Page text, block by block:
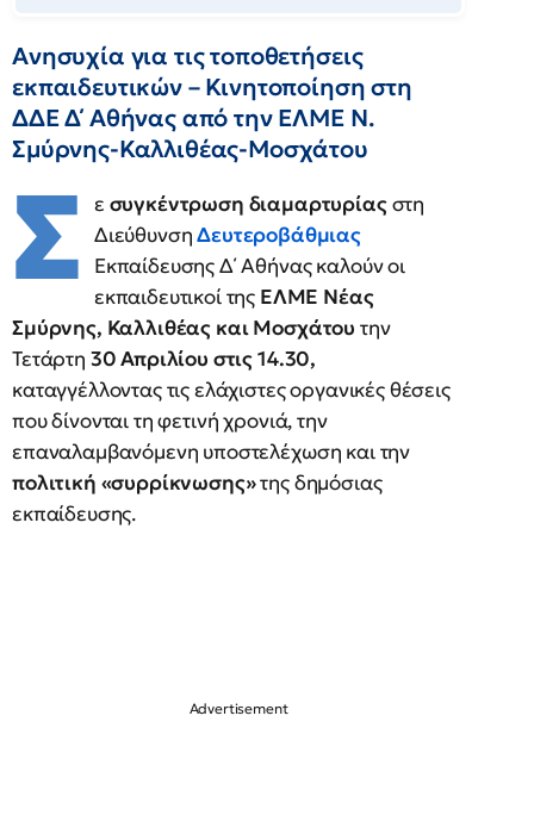
Ανησυχία για τις τοποθετήσεις
εκπαιδευτικών – Κινητοποίηση στη
ΔΔΕ Δ΄ Αθήνας από την ΕΛΜΕ Ν.
Σμύρνης-Καλλιθέας-Μοσχάτου
Σ ε συγκέντρωση διαμαρτυρίαςστη
ΔιεύθυνσηΔευτεροβάθμιας
Εκπαίδευσης Δ΄ Αθήνας καλούν οι
εκπαιδευτικοί της ΕΛΜΕ Νέας
Σμύρνης, Καλλιθέας και Μοσχάτου την
Τετάρτη 30 Απριλίου στις 14.30,
καταγγέλλοντας τις ελάχιστες οργανικές θέσεις
που δίνονται τη φετινή χρονιά, την
επαναλαμβανόμενη υποστελέχωση και την
πολιτική «συρρίκνωσης»της δημόσιας
εκπαίδευσης.